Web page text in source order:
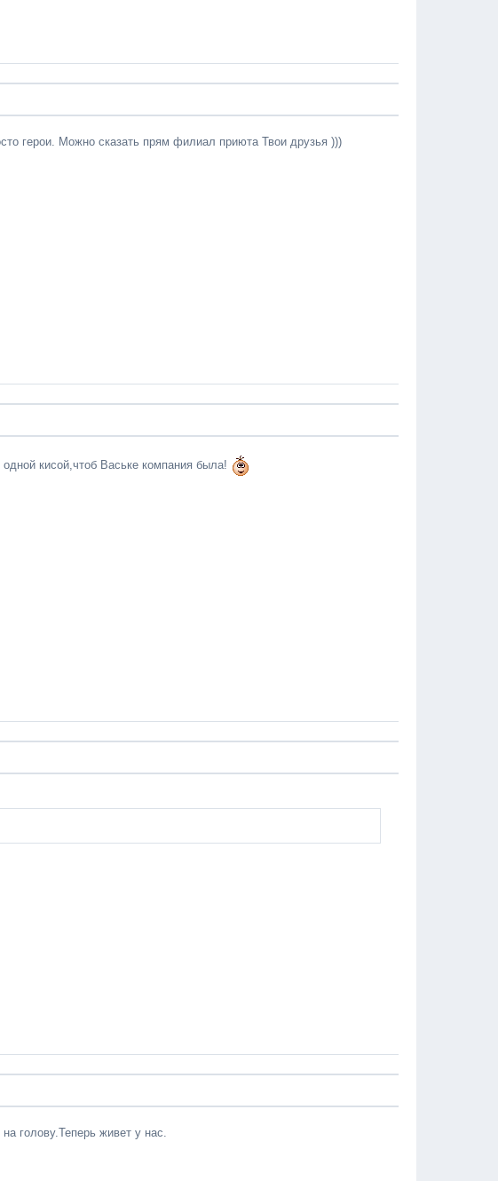
герои. Можно сказать прям филиал приюта Твои друзья )))
кисой,чтоб Ваське компания была!
голову.Теперь живет у нас.